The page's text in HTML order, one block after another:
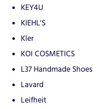
KEY4U
KIEHL'S
Kler
KOI COSMETICS
L37 Handmade Shoes
Lavard
Leifheit